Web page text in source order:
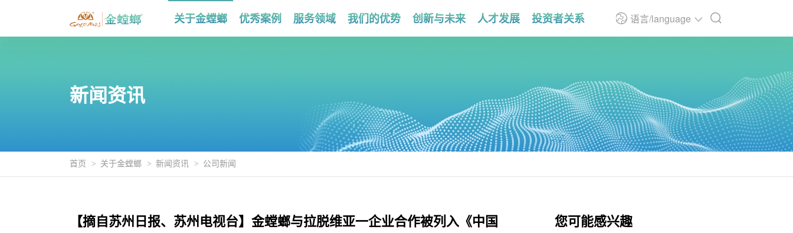
关于金螳螂 优秀案例 服务领域 我们的优势 创新与未来 人才发展 投资者关系 语言/language
新闻资讯
首页 关于金螳螂 新闻资讯 公司新闻
【摘自苏州日报、苏州电视台】金螳螂与拉脱维亚一企业合作被列入《中国
您可能感兴趣